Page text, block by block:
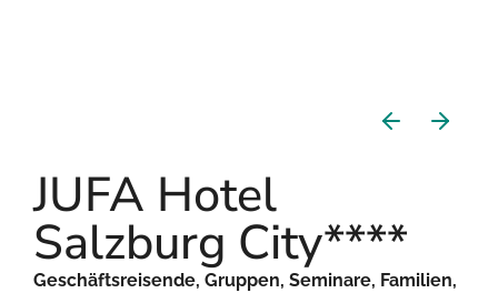
JUFA Hotel
Salzburg City****
Geschäftsreisende, Gruppen, Seminare, Familien,